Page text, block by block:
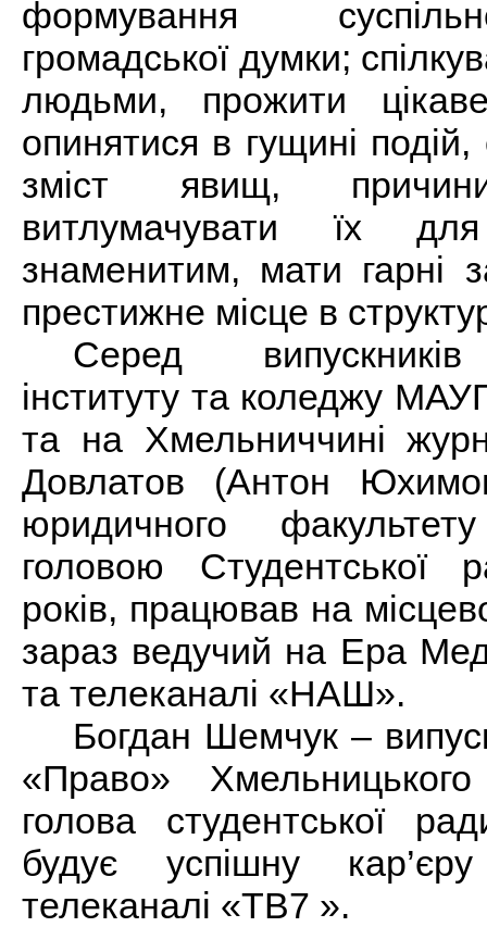
формування
громадської думки;
людьми, прожити
опинятися в гущині
зміст явищ,
витлумачувати їх
знаменитим, мати гарні
престижне місце в
Серед
інституту та коледжу
та на Хмельниччині
Довлатов (Антон
юридичного
головою
років, працював на
зараз ведучий на Ера
та телеканалі «НАШ».
Богдан Шемчук –
«Право»
голова студентської
будує успішну
телеканалі «ТВ7 ».